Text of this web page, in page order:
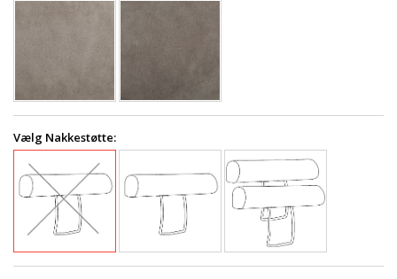
Vælg Nakkestøtte: